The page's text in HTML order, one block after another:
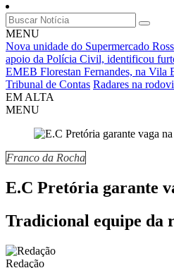
MENU
Nova unidade do Supermercado
apoio da Polícia Civil, identificou
EMEB Florestan Fernandes, na Vila
Tribunal de Contas Radares na
EM ALTA
MENU
Franco da Rocha
E.C Pretória garante
Tradicional equipe da
Redação